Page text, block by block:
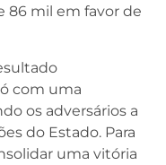
86 mil em favor de
com uma
os adversários a
do Estado. Para
uma vitória